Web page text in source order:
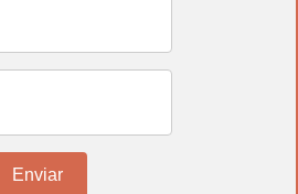
en peritaje
para apoyarte y guiarte
de reclamación y
la compensación que
Enviar